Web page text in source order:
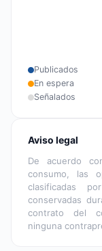
Publicados
En espera
Señalados
Aviso legal
De acuerdo
consumo, las
clasificadas
conservadas
contrato del
ninguna